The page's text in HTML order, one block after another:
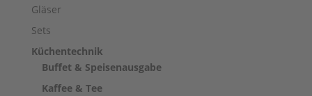
Gläser
Sets
Küchentechnik
Buffet & Speisenausgabe
Kaffee & Tee